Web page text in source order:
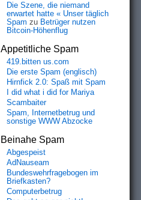
Die Szene, die niemand
erwartet hatte « Unser täglich
Spam zu Betrüger nutzen
Bitcoin-Höhenflug
Appetitliche Spam
419.bitten us.com
Die erste Spam (englisch)
Hirnfick 2.0: Spaß mit Spam
I did what i did for Mariya
Scambaiter
Spam, Internetbetrug und
sonstige WWW Abzocke
Beinahe Spam
Abgespeist
AdNauseam
Bundeswehrfragebogen im
Briefkasten?
Computerbetrug